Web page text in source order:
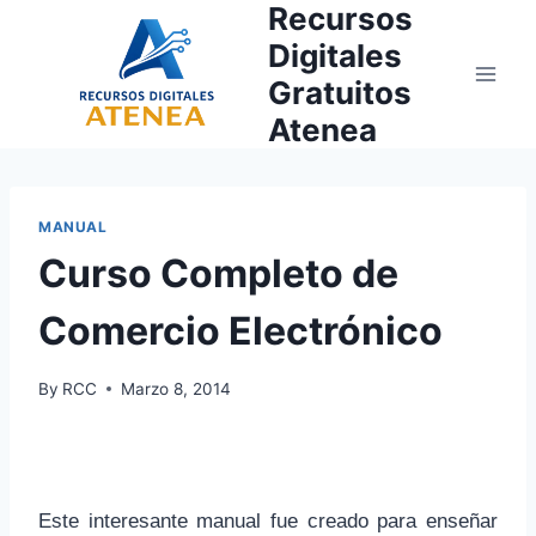
Recursos
Digitales
Gratuitos
Atenea
MANUAL
Curso Completo de
Comercio Electrónico
By RCC Marzo 8, 2014
Este interesante manual fue creado para enseñar